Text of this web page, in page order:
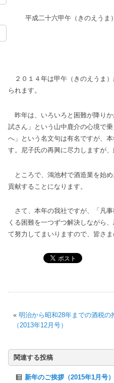
平成二十六甲午（きのえうま
２０１４年は甲午（きのえうま
られます。
昨年は、いろいろと困難が降り
試さん」という山中鹿介の心境で
へ」という名文句は有名ですが、
す。尼子氏の再興に尽力しますが
ところで、鴻池村で酒造業を始
貢献することになります。
さて、本年の我社ですが、「凡
くる困難を一つずつ解決しながら
て努力してまいりますので、皆さ
« 明治から昭和28年までの酒税の
（2013年12月号）
関連する投稿
新年のご挨拶（2015年1月号）